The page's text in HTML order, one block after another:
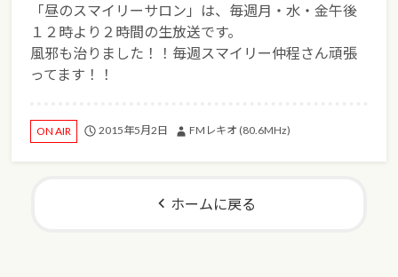
「昼のスマイリーサロン」は、毎週月・水・金午後
１２時より２時間の生放送です。
風邪も治りました！！毎週スマイリー仲程さん頑張
ってます！！
ON AIR 2015年5月2日 FMレキオ (80.6MHz)
ホームに戻る